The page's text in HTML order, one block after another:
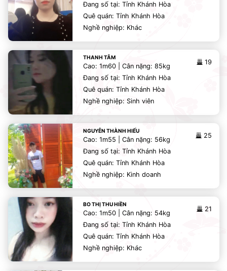
Đang số tại: Tỉnh Khánh Hòa
Quê quán: Tỉnh Khánh Hòa
Nghề nghiệp: Khác
THANH TÂM
19
Cao: 1m60 | Cân nặng: 85kg
Đang số tại: Tỉnh Khánh Hòa
Quê quán: Tỉnh Khánh Hòa
Nghề nghiệp: Sinh viên
NGUYỄN THÀNH HIẾU
25
Cao: 1m55 | Cân nặng: 56kg
Đang số tại: Tỉnh Khánh Hòa
Quê quán: Tỉnh Khánh Hòa
Nghề nghiệp: Kinh doanh
BO THỊ THU HIỀN
21
Cao: 1m50 | Cân nặng: 54kg
Đang số tại: Tỉnh Khánh Hòa
Quê quán: Tỉnh Khánh Hòa
Nghề nghiệp: Khác